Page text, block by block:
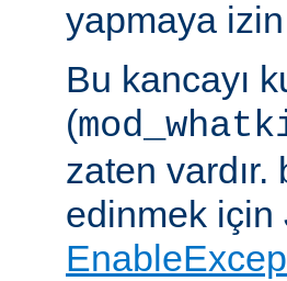
yapmaya
Bu kancayı
(
zaten
edinmek için